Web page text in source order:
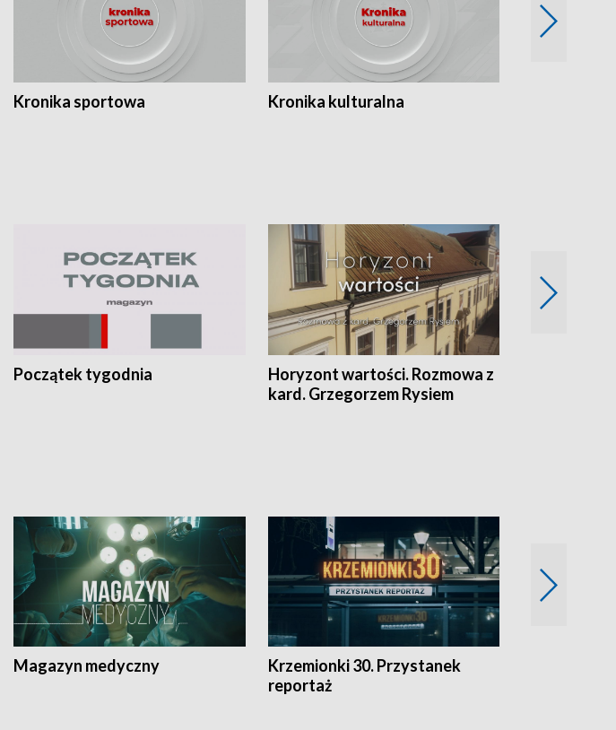
Kronika sportowa Kronika kulturalna
Początek tygodnia
Horyzont wartości. Rozmowa z
kard. Grzegorzem Rysiem
Magazyn medyczny
Krzemionki 30. Przystanek
reportaż